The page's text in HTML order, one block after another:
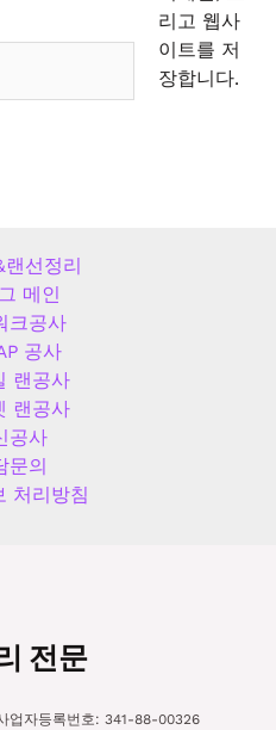
리고 웹사
이트를 저
장합니다.
랜선정리
메인
크공사
공사
랜공사
랜공사
공사
문의
처리방침
전문
업자등록번호: 341-88-00326